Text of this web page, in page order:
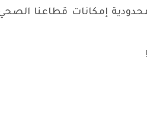
إمكانات قطاعنا